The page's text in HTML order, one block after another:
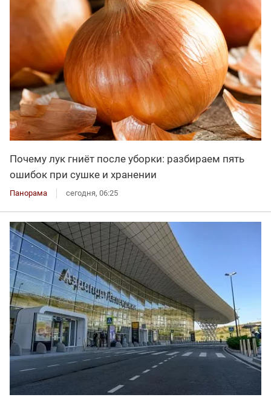
Почему лук гниёт после уборки: разбираем пять
ошибок при сушке и хранении
Панорама сегодня, 06:25